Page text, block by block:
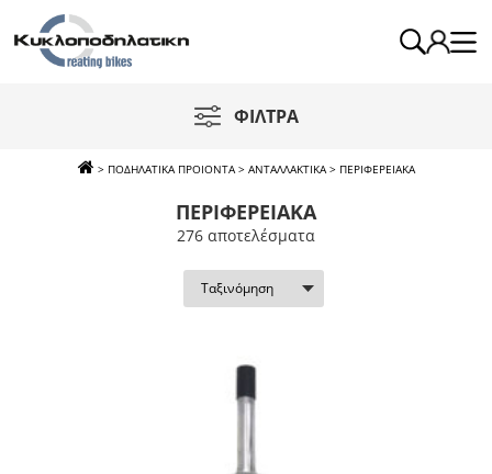
ΦΙΛΤΡΑ
> ΠΟΔΗΛΑΤΙΚΑ ΠΡΟΙΟΝΤΑ > ΑΝΤΑΛΛΑΚΤΙΚΑ >ΠΕΡΙΦΕΡΕΙΑΚΑ
ΠΕΡΙΦΕΡΕΙΑΚΑ
276 απoτελέσματα